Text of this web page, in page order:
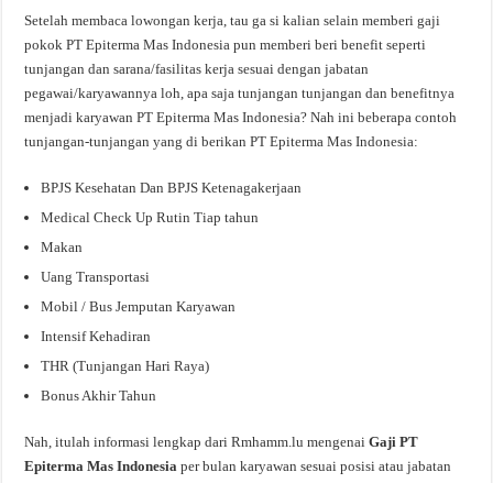
Setelah membaca lowongan kerja, tau ga si kalian selain memberi gaji
pokok PT Epiterma Mas Indonesia pun memberi beri benefit seperti
tunjangan dan sarana/fasilitas kerja sesuai dengan jabatan
pegawai/karyawannya loh, apa saja tunjangan tunjangan dan benefitnya
menjadi karyawan PT Epiterma Mas Indonesia? Nah ini beberapa contoh
tunjangan-tunjangan yang di berikan PT Epiterma Mas Indonesia:
BPJS Kesehatan Dan BPJS Ketenagakerjaan
Medical Check Up Rutin Tiap tahun
Makan
Uang Transportasi
Mobil / Bus Jemputan Karyawan
Intensif Kehadiran
THR (Tunjangan Hari Raya)
Bonus Akhir Tahun
Nah, itulah informasi lengkap dari Rmhamm.lu mengenaiGaji PT
Epiterma Mas Indonesiaper bulan karyawan sesuai posisi atau jabatan